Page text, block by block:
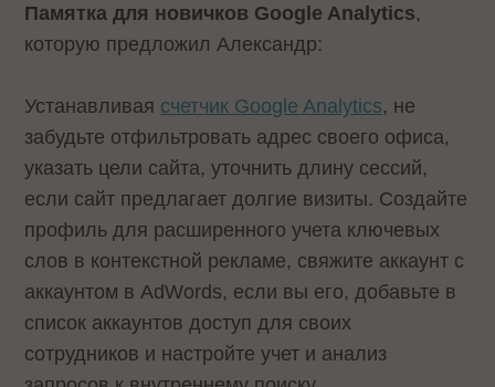
Памятка для новичков Google Analytics,
которую предложил Александр:
Устанавливая счетчик Google Analytics, не
забудьте отфильтровать адрес своего офиса,
указать цели сайта, уточнить длину сессий,
если сайт предлагает долгие визиты. Создайте
профиль для расширенного учета ключевых
слов в контекстной рекламе, свяжите аккаунт с
аккаунтом в AdWords, если вы его, добавьте в
список аккаунтов доступ для своих
сотрудников и настройте учет и анализ